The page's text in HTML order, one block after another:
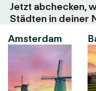
Jetzt abchecken,
Städten in deiner
Amsterdam